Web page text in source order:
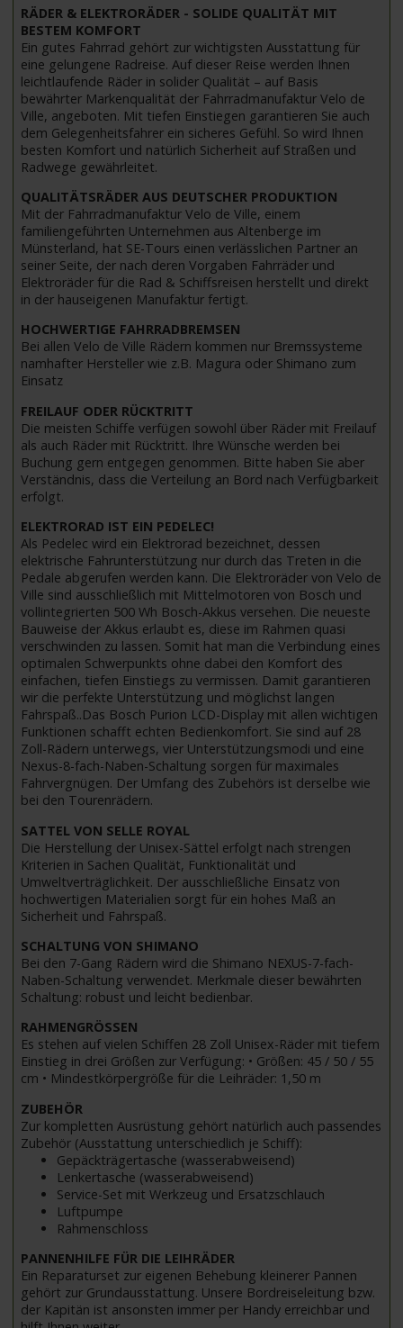
RÄDER & ELEKTRORÄDER - SOLIDE QUALITÄT MIT
BESTEM KOMFORT
Ein gutes Fahrrad gehört zur wichtigsten Ausstattung für
eine gelungene Radreise. Auf dieser Reise werden Ihnen
leichtlaufende Räder in solider Qualität – auf Basis
bewährter Markenqualität der Fahrradmanufaktur Velo de
Ville, angeboten. Mit tiefen Einstiegen garantieren Sie auch
dem Gelegenheitsfahrer ein sicheres Gefühl. So wird Ihnen
besten Komfort und natürlich Sicherheit auf Straßen und
Radwege gewährleitet.
QUALITÄTSRÄDER AUS DEUTSCHER PRODUKTION
Mit der Fahrradmanufaktur Velo de Ville, einem
familiengeführten Unternehmen aus Altenberge im
Münsterland, hat SE-Tours einen verlässlichen Partner an
seiner Seite, der nach deren Vorgaben Fahrräder und
Elektroräder für die Rad & Schiffsreisen herstellt und direkt
in der hauseigenen Manufaktur fertigt.
HOCHWERTIGE FAHRRADBREMSEN
Bei allen Velo de Ville Rädern kommen nur Bremssysteme
namhafter Hersteller wie z.B. Magura oder Shimano zum
Einsatz
FREILAUF ODER RÜCKTRITT
Die meisten Schiffe verfügen sowohl über Räder mit Freilauf
als auch Räder mit Rücktritt. Ihre Wünsche werden bei
Buchung gern entgegen genommen. Bitte haben Sie aber
Verständnis, dass die Verteilung an Bord nach Verfügbarkeit
erfolgt.
ELEKTRORAD IST EIN PEDELEC!
Als Pedelec wird ein Elektrorad bezeichnet, dessen
elektrische Fahrunterstützung nur durch das Treten in die
Pedale abgerufen werden kann. Die Elektroräder von Velo de
Ville sind ausschließlich mit Mittelmotoren von Bosch und
vollintegrierten 500 Wh Bosch-Akkus versehen. Die neueste
Bauweise der Akkus erlaubt es, diese im Rahmen quasi
verschwinden zu lassen. Somit hat man die Verbindung eines
optimalen Schwerpunkts ohne dabei den Komfort des
einfachen, tiefen Einstiegs zu vermissen. Damit garantieren
wir die perfekte Unterstützung und möglichst langen
Fahrspaß..Das Bosch Purion LCD-Display mit allen wichtigen
Funktionen schafft echten Bedienkomfort. Sie sind auf 28
Zoll-Rädern unterwegs, vier Unterstützungsmodi und eine
Nexus-8-fach-Naben-Schaltung sorgen für maximales
Fahrvergnügen. Der Umfang des Zubehörs ist derselbe wie
bei den Tourenrädern.
SATTEL VON SELLE ROYAL
Die Herstellung der Unisex-Sättel erfolgt nach strengen
Kriterien in Sachen Qualität, Funktionalität und
Umweltverträglichkeit. Der ausschließliche Einsatz von
hochwertigen Materialien sorgt für ein hohes Maß an
Sicherheit und Fahrspaß.
SCHALTUNG VON SHIMANO
Bei den 7-Gang Rädern wird die Shimano NEXUS-7-fach-
Naben-Schaltung verwendet. Merkmale dieser bewährten
Schaltung: robust und leicht bedienbar.
RAHMENGRÖSSEN
Es stehen auf vielen Schiffen 28 Zoll Unisex-Räder mit tiefem
Einstieg in drei Größen zur Verfügung: • Größen: 45 / 50 / 55
cm • Mindestkörpergröße für die Leihräder: 1,50 m
ZUBEHÖR
Zur kompletten Ausrüstung gehört natürlich auch passendes
Zubehör (Ausstattung unterschiedlich je Schiff):
Gepäckträgertasche (wasserabweisend)
Lenkertasche (wasserabweisend)
Service-Set mit Werkzeug und Ersatzschlauch
Luftpumpe
Rahmenschloss
PANNENHILFE FÜR DIE LEIHRÄDER
Ein Reparaturset zur eigenen Behebung kleinerer Pannen
gehört zur Grundausstattung. Unsere Bordreiseleitung bzw.
der Kapitän ist ansonsten immer per Handy erreichbar und